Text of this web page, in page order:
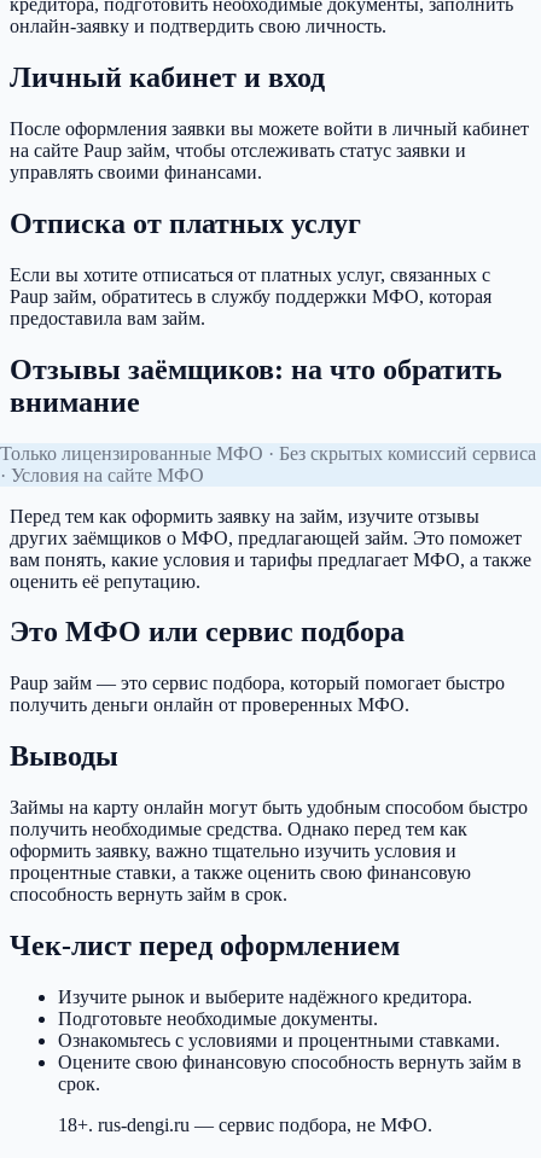
кредитора, подготовить необходимые документы, заполнить
онлайн-заявку и подтвердить свою личность.
Личный кабинет и вход
После оформления заявки вы можете войти в личный кабинет
на сайте Paup займ, чтобы отслеживать статус заявки и
управлять своими финансами.
Отписка от платных услуг
Если вы хотите отписаться от платных услуг, связанных с
Paup займ, обратитесь в службу поддержки МФО, которая
предоставила вам займ.
Отзывы заёмщиков: на что обратить
внимание
Только лицензированные МФО · Без скрытых комиссий сервиса
· Условия на сайте МФО
Перед тем как оформить заявку на займ, изучите отзывы
других заёмщиков о МФО, предлагающей займ. Это поможет
вам понять, какие условия и тарифы предлагает МФО, а также
оценить её репутацию.
Это МФО или сервис подбора
Paup займ — это сервис подбора, который помогает быстро
получить деньги онлайн от проверенных МФО.
Выводы
Займы на карту онлайн могут быть удобным способом быстро
получить необходимые средства. Однако перед тем как
оформить заявку, важно тщательно изучить условия и
процентные ставки, а также оценить свою финансовую
способность вернуть займ в срок.
Чек-лист перед оформлением
Изучите рынок и выберите надёжного кредитора.
Подготовьте необходимые документы.
Ознакомьтесь с условиями и процентными ставками.
Оцените свою финансовую способность вернуть займ в
срок.
18+. rus-dengi.ru — сервис подбора, не МФО.